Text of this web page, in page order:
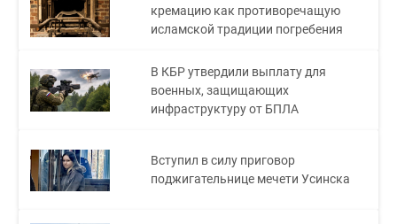
кремацию как противоречащую
исламской традиции погребения
В КБР утвердили выплату для
военных, защищающих
инфраструктуру от БПЛА
Вступил в силу приговор
поджигательнице мечети Усинска